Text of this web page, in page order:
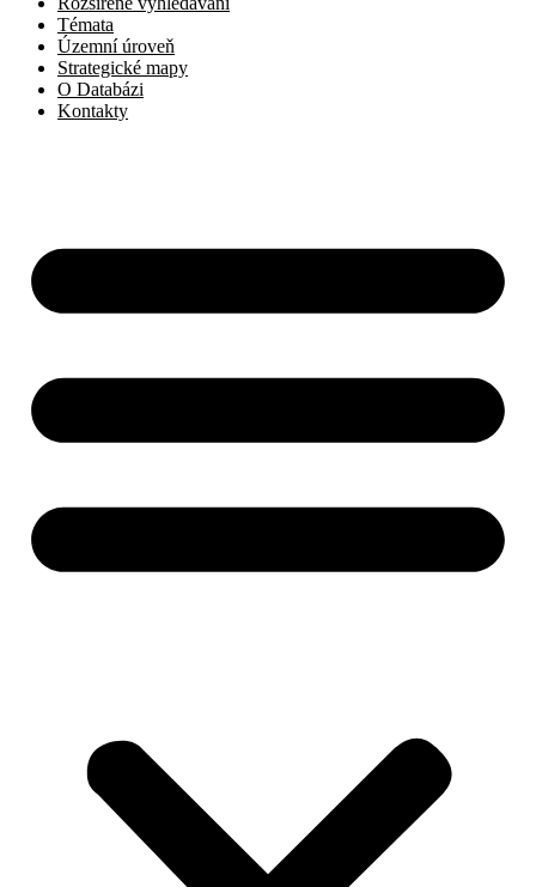
Témata
Územní úroveň
Strategické mapy
O Databázi
Kontakty